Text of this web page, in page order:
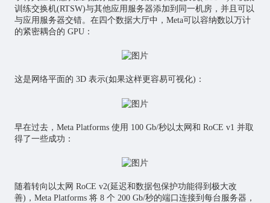
训练交换机(RTSW)与其他应用服务器添加到同一机房，并且可以
与应用服务器交错。在四个数据大厅中，Meta可以容纳数以万计
的紧密耦合的 GPU：
这是网络平面的 3D 表示(如果这样更容易可视化)：
早在过去，Meta Platforms 使用 100 Gb/秒以太网和 RoCE v1 并取
得了一些成功：
随着转向以太网 RoCE v2(延迟和数据包保护功能得到极大改
善)，Meta Platforms 将 8 个 200 Gb/秒的端口连接到每台服务器，